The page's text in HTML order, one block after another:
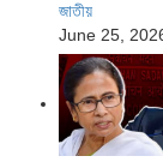
জাতীয়
June 25,